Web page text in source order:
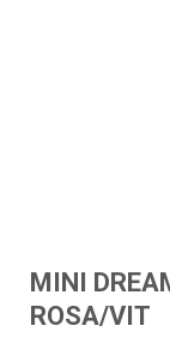
MINI
ROSA/VIT